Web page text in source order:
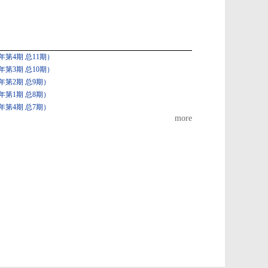
4期 总11期）
3期 总10期）
2期 总9期）
1期 总8期）
4期 总7期）
more